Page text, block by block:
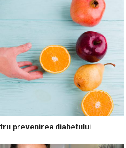
prevenirea diabetului